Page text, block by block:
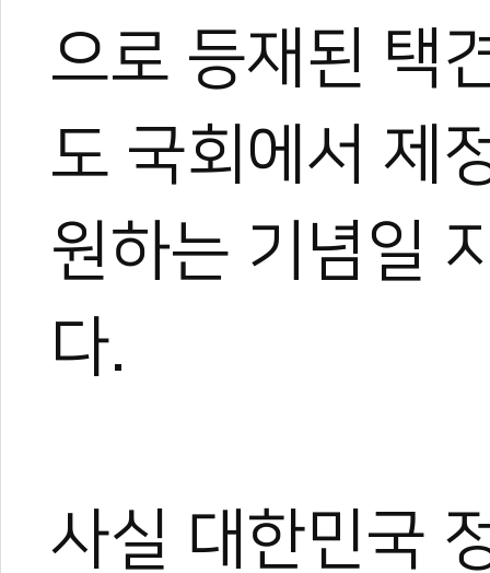
으로 등재된 택
도 국회에서 제
원하는 기념일
다.
사실 대한민국
0 0